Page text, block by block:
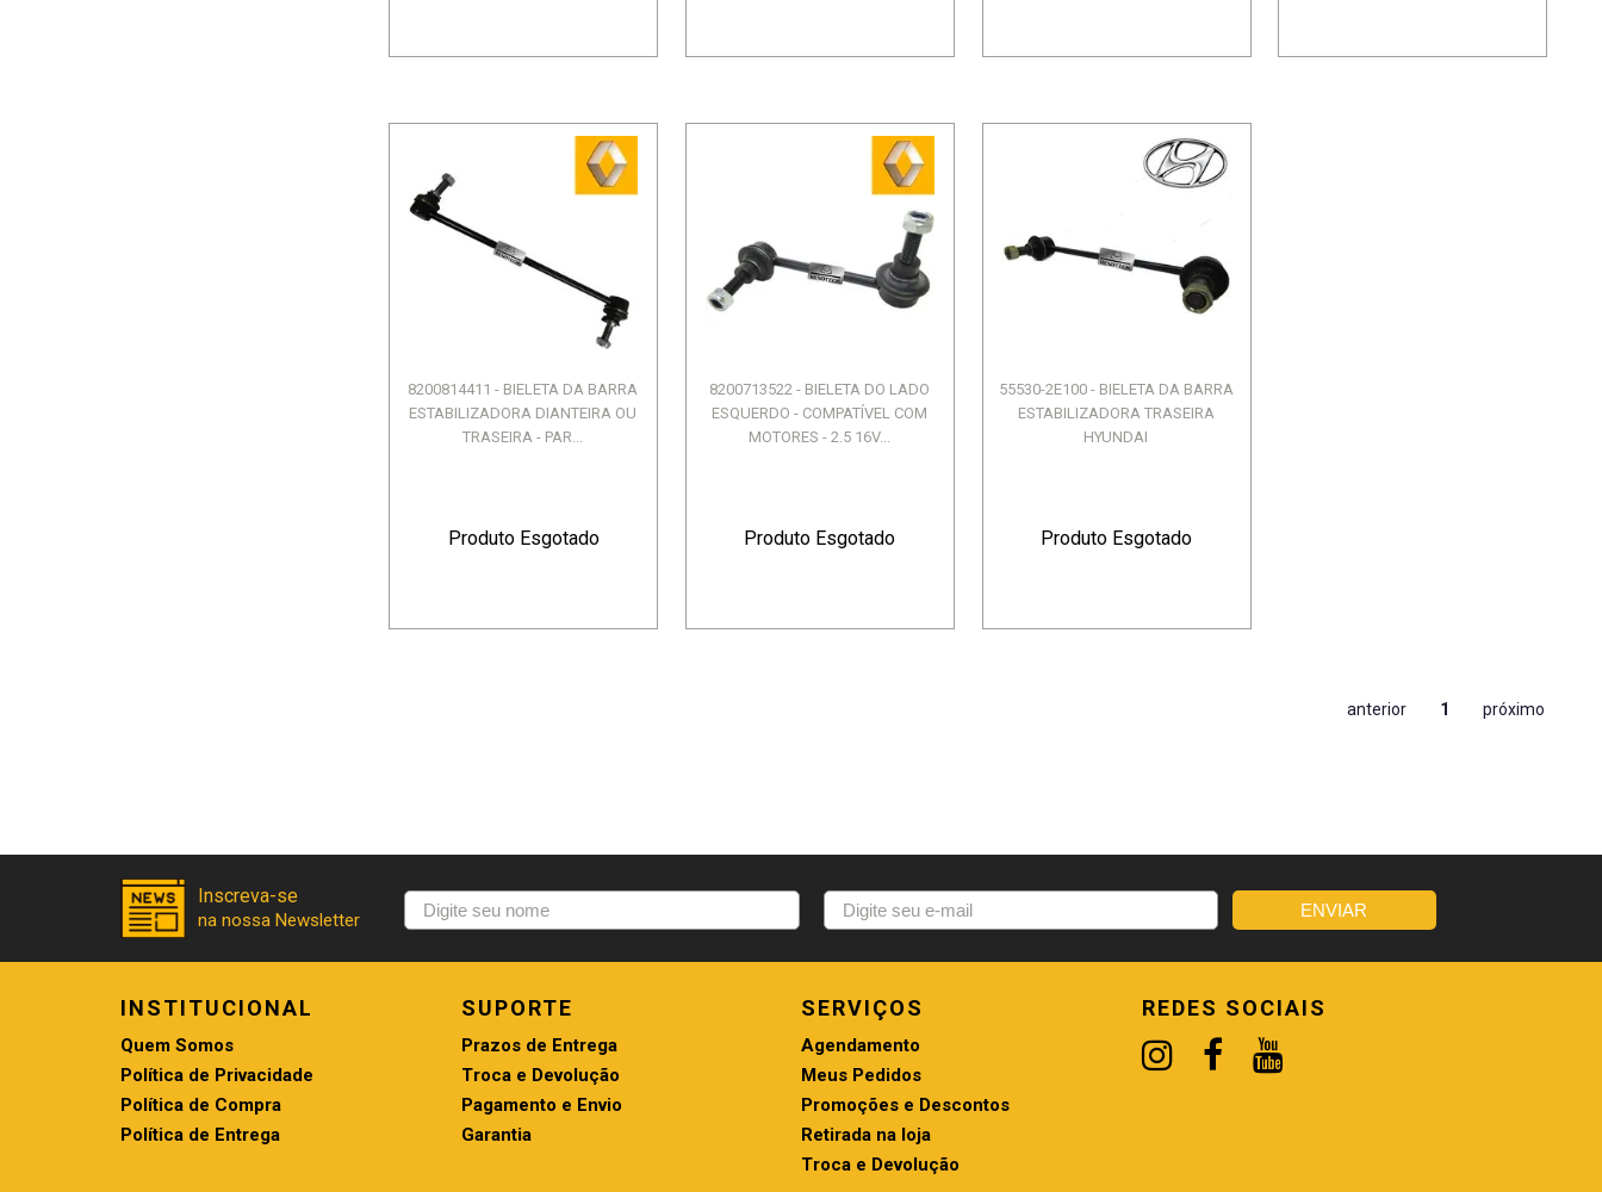
8200814411 - BIELETA DA BARRA
ESTABILIZADORA DIANTEIRA OU
TRASEIRA - PAR...
Produto Esgotado
8200713522 - BIELETA DO LADO
ESQUERDO - COMPATÍVEL COM
MOTORES - 2.5 16V...
Produto Esgotado
55530-2E100 - BIELETA DA BARRA
ESTABILIZADORA TRASEIRA
HYUNDAI
Produto Esgotado
anterior 1 próximo
INSTITUCIONAL
Quem Somos
Política de Privacidade
Política de Compra
Política de Entrega
SUPORTE
Prazos de Entrega
Troca e Devolução
Pagamento e Envio
Garantia
SERVIÇOS
Agendamento
Meus Pedidos
Promoções e Descontos
Retirada na loja
Troca e Devolução
REDES SOCIAIS